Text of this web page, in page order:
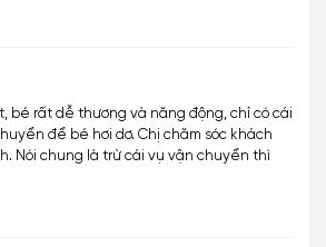
bé rất dễ thương và năng động, chỉ có cái
để bé hơi dơ. Chị chăm sóc khách
Nói chung là trừ cái vụ vận chuyển thì